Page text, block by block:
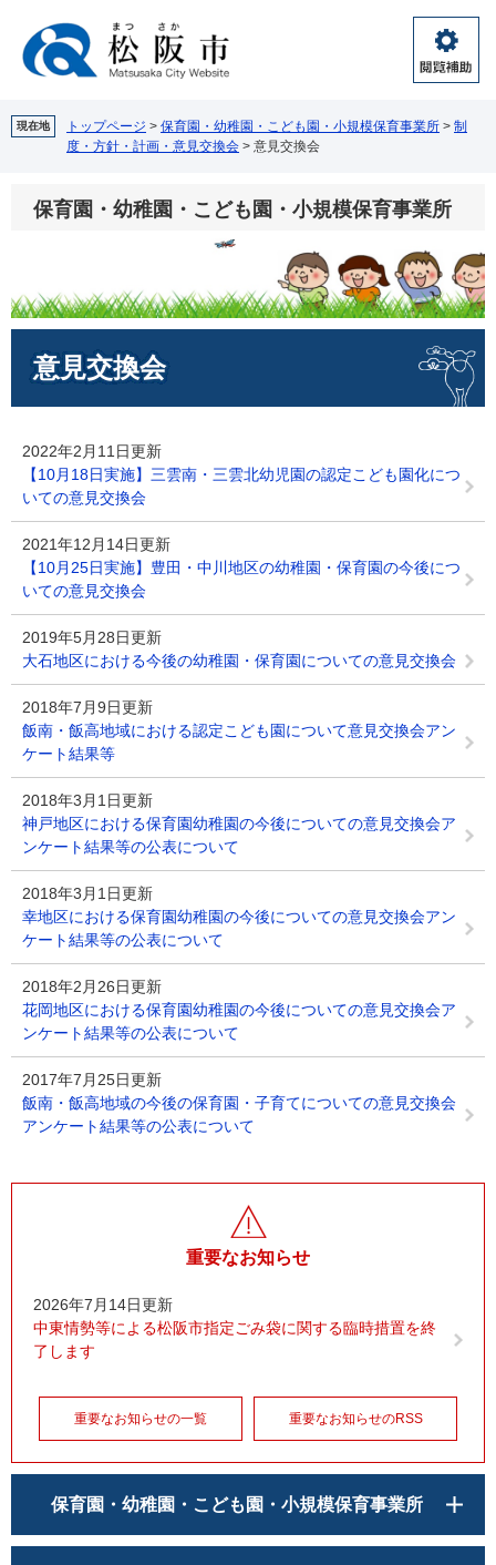
閲
覧
助
現在地 トップページ > 保育園・幼稚園・こども園・小規模保育事業所 > 制
度・方針・計画・意見交換会 > 意見交換会
保育園・幼稚園・こども園・小規模保育事業所
意見交換会
2022年2月11日更新
【10月18日実施】三雲南・三雲北幼児園の認定こども園化につ
いての意見交換会
2021年12月14日更新
【10月25日実施】豊田・中川地区の幼稚園・保育園の今後につ
いての意見交換会
2019年5月28日更新
大石地区における今後の幼稚園・保育園についての意見交換会
2018年7月9日更新
飯南・飯高地域における認定こども園について意見交換会アン
ケート結果等
2018年3月1日更新
神戸地区における保育園幼稚園の今後についての意見交換会ア
ンケート結果等の公表について
2018年3月1日更新
幸地区における保育園幼稚園の今後についての意見交換会アン
ケート結果等の公表について
2018年2月26日更新
花岡地区における保育園幼稚園の今後についての意見交換会ア
ンケート結果等の公表について
2017年7月25日更新
飯南・飯高地域の今後の保育園・子育てについての意見交換会
アンケート結果等の公表について
重要なお知らせ
2026年7月14日更新
中東情勢等による松阪市指定ごみ袋に関する臨時措置を終
了します
重要なお知らせの一覧 重要なお知らせのRSS
保育園・幼稚園・こども園・小規模保育事業所